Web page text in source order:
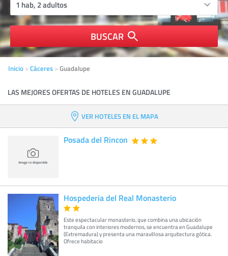
BUSCAR
Inicio Cáceres Guadalupe
LAS MEJORES OFERTAS DE HOTELES EN GUADALUPE
VER HOTELES EN EL MAPA
Posada del Rincon
Hospederia del Real Monasterio
Este espectacular monasterio, que combina una ubicación
tranquila con interiores modernos, se encuentra en Guadalupe
(Extremadura) y presenta una maravillosa arquitectura gótica.
Ofrece habitacio